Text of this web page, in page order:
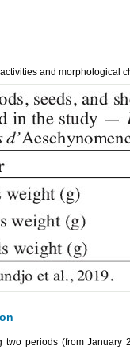
and morphological
two periods (from